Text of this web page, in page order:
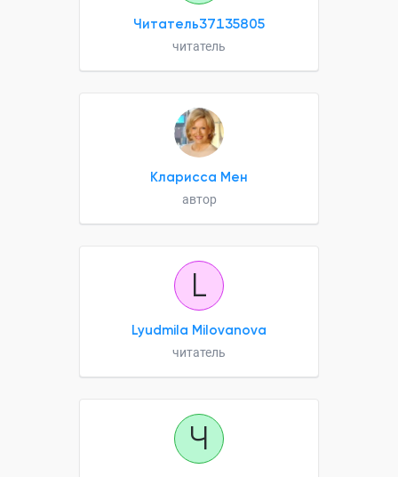
Читатель37135805
читатель
Кларисса Мен
автор
L
Lyudmila Milovanova
читатель
Ч